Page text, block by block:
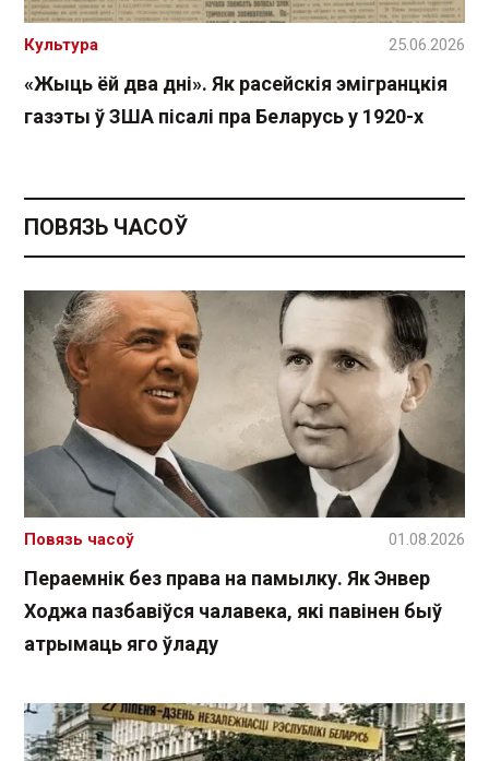
«Жыць ёй два дні». Як расейскія эмігранцкія
газэты ў ЗША пісалі пра Беларусь у 1920-х
Культура 25.06.2026
ПОВЯЗЬ ЧАСОЎ
Пераемнік без права на памылку. Як Энвер
Ходжа пазбавіўся чалавека, які павінен быў
атрымаць яго ўладу
Повязь часоў 01.08.2026